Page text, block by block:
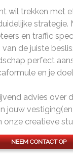
wil trekken met
strategie.
en traffic
van de juiste
perfect
en je
advies over
jouw
onze creatieve
NEEM CONTACT OP